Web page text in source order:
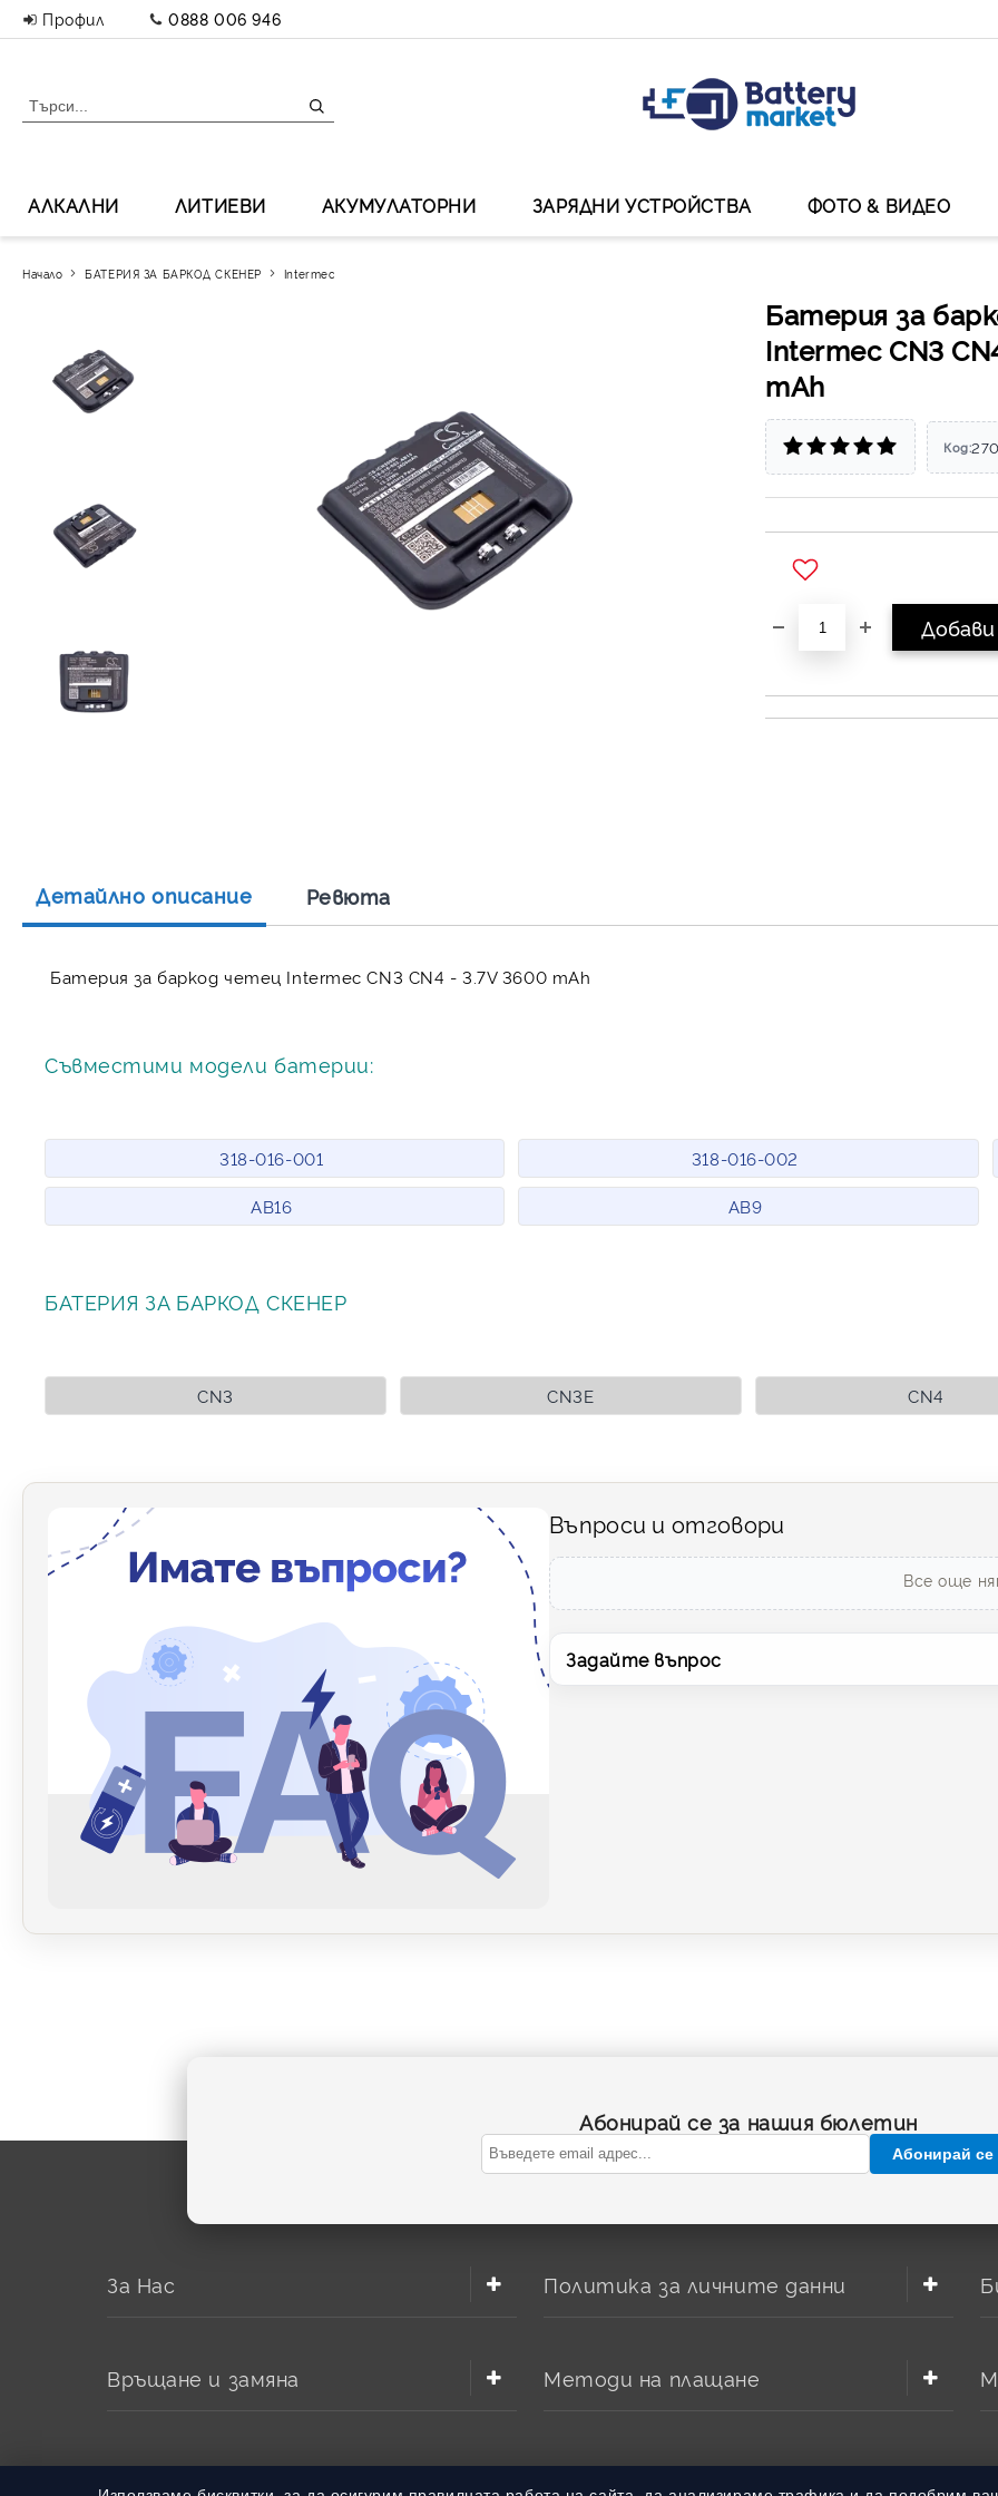
Профил 0888 006 946
АЛКАЛНИ ЛИТИЕВИ АКУМУЛАТОРНИ ЗАРЯДНИ УСТРОЙСТВА ФОТО & ВИДЕО
Начало БАТЕРИЯ ЗА БАРКОД СКЕНЕР Intermec
Батерия за
Intermec CN3
mAh
Код:
Детайлно описание Ревюта
Батерия за баркод четец Intermec CN3 CN4 - 3.7V 3600 mAh
Съвместими модели батерии:
318-016-001 318-016-002
AB16 AB9
БАТЕРИЯ ЗА БАРКОД СКЕНЕР
CN3 CN3E CN4
Въпроси и отговори
Все още
Задайте въпрос
Абонирай се за нашия бюлетин
Абонирай се
За Нас Политика за личните данни
Връщане и замяна Методи на плащане